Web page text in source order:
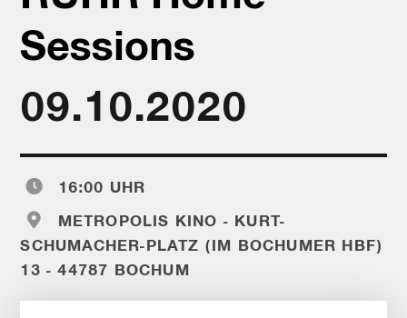
Sessions
09.10.2020
16:00 UHR
METROPOLIS KINO - KURT-
SCHUMACHER-PLATZ (IM BOCHUMER HBF)
13 - 44787 BOCHUM